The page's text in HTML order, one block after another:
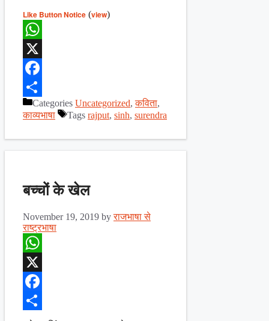
Like Button Notice (view)
WhatsApp
X
Facebook
ShareCategories Uncategorized,कविता,
काव्यभाषा
Tags rajput, sinh, surendra
बच्चों के खेल
November 19, 2019 byराजभाषा से
राष्ट्रभाषा
WhatsApp
X
Facebook